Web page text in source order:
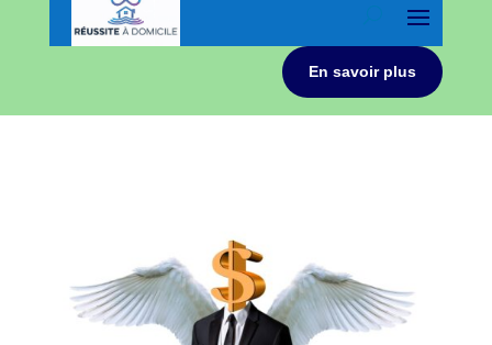
En savoir plus